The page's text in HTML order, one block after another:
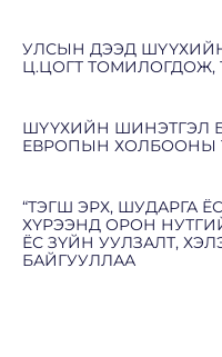
УЛСЫН ДЭЭД
Ц.ЦОГТ ТОМИЛОГДОЖ,
ШҮҮХИЙН ШИНЭТГЭЛ
ЕВРОПЫН ХОЛБООНЫ
“ТЭГШ ЭРХ, ШУДАРГА
ХҮРЭЭНД ОРОН
ЁС ЗҮЙН УУЛЗАЛТ,
БАЙГУУЛЛАА